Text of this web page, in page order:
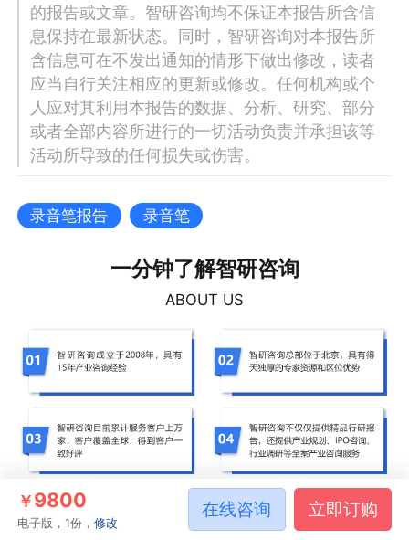
的报告或文章。智研咨询均不保证本报告所含信
息保持在最新状态。同时，智研咨询对本报告所
含信息可在不发出通知的情形下做出修改，读者
应当自行关注相应的更新或修改。任何机构或个
人应对其利用本报告的数据、分析、研究、部分
或者全部内容所进行的一切活动负责并承担该等
活动所导致的任何损失或伤害。
录音笔报告 录音笔
一分钟了解智研咨询
ABOUT US
￥9800
电子版，1份，修改
在线咨询 立即订购